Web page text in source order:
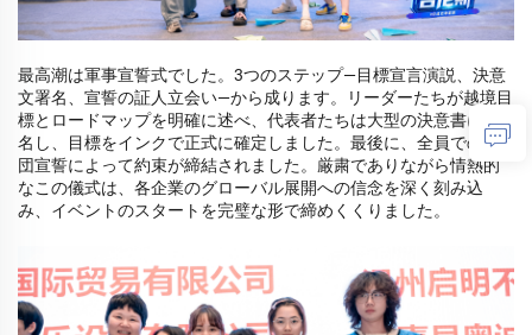
最高潮は軍事宣誓式でした。3つのステップ—目標宣言演説、決意
文署名、宣誓の証人立会い—から成ります。リーダーたちが越境目
標とロードマップを明確に述べ、代表者たちは大型の決意書に署
名し、目標をインクで正式に確定しました。最後に、全員での集
団宣誓によって約束が締結されました。厳粛でありながら情熱的
なこの儀式は、各企業のグローバル展開への信念を深く刻み込
み、イベントのスタートを完璧な形で締めくくりました。